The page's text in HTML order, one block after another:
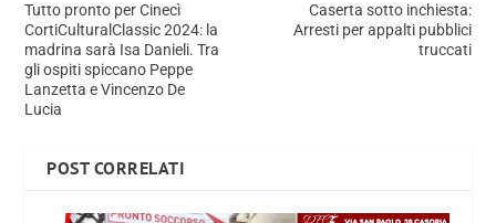
Tutto pronto per Cinecì
CortiCulturalClassic 2024: la
madrina sarà Isa Danieli. Tra
gli ospiti spiccano Peppe
Lanzetta e Vincenzo De
Lucia
Caserta sotto inchiesta:
Arresti per appalti pubblici
truccati
POST CORRELATI